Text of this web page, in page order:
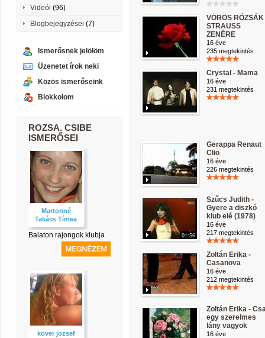
Videói (96)
Blogbejegyzései (7)
Ismerősnek jelölöm
Üzenetet írok neki
Közös ismerőseink
Blokkolom
ROZSA. CSIBE
ISMERŐSEI
Martonné
Takács Tímea
Balaton rajongok klubja
kover jozsef
VÖRÖS RÓZSÁK
STRAUSS
ZENÉRE
16 éve
235 megtekintés
Crystal - Mama
16 éve
231 megtekintés
Gerappa Renaut
Clio
16 éve
226 megtekintés
01:56
Szűcs Judith -
Gyere a diszkó
klub elé (1978)
16 éve
217 megtekintés
Zoltán Erika -
Casanova
16 éve
212 megtekintés
Zoltán Erika -
egy szerelmes
lány vagyok
16 éve